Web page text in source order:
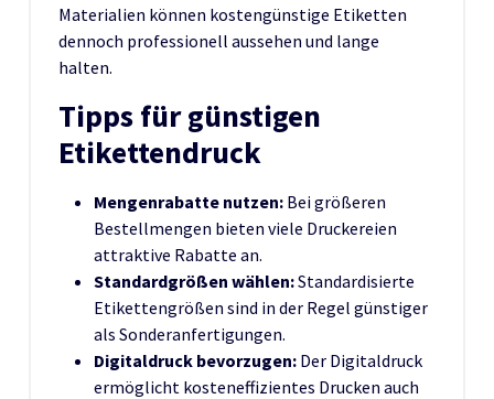
Materialien können kostengünstige Etiketten
dennoch professionell aussehen und lange
halten.
Tipps für günstigen
Etikettendruck
Mengenrabatte nutzen: Bei größeren
Bestellmengen bieten viele Druckereien
attraktive Rabatte an.
Standardgrößen wählen:Standardisierte
Etikettengrößen sind in der Regel günstiger
als Sonderanfertigungen.
Digitaldruck bevorzugen: Der Digitaldruck
ermöglicht kosteneffizientes Drucken auch